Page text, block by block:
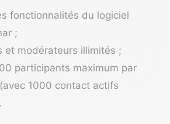
fonctionnalités du logiciel
;
et modérateurs illimités ;
participants maximum par
1000 contact actifs